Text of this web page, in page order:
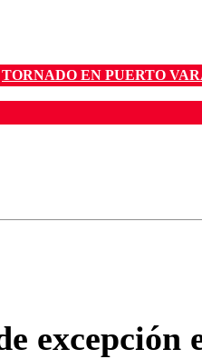
TORNADO EN PUERTO